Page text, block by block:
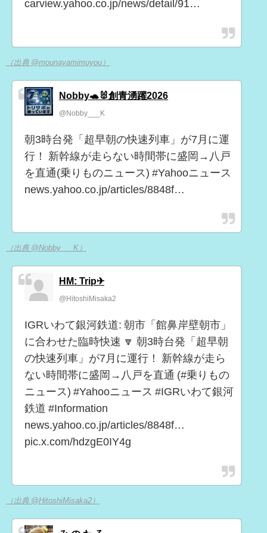
carview.yahoo.co.jp/news/detail/91…
（出典 @mounayamimuyou）
Nobby🐢🐰創青湧躍2026
@Nobby___K
朝3時台発「超早朝の快速列車」が7月に運
行！ 新幹線が走らない時間帯に盛岡→八戸
を直通(乗りものニュース) #Yahooニュース
news.yahoo.co.jp/articles/8848f…
（出典 @Nobby___K）
HM: Trip✈
@HitoshiMisaka2
IGRいわて銀河鉄道: 朝市「館鼻岸壁朝市」
に合わせた臨時快速 🔽 朝3時台発「超早朝
の快速列車」が7月に運行！ 新幹線が走ら
ない時間帯に盛岡→八戸を直通 (#乗りもの
ニュース) #Yahooニュース #IGRいわて銀河
鉄道 #Information
news.yahoo.co.jp/articles/8848f…
pic.x.com/hdzgE0IY4g
（出典 @HitoshiMisaka2）